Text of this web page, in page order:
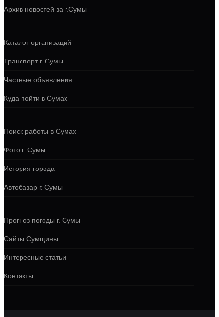
Архив новостей за г.Сумы
Каталог организаций
Транспорт г. Сумы
Частные объявления
Куда пойти в Сумах
Поиск работы в Сумах
Фото г. Сумы
История города
Автобазар г. Сумы
Прогноз погоды г. Сумы
Сайты Сумщины
Интересные статьи
Контакты